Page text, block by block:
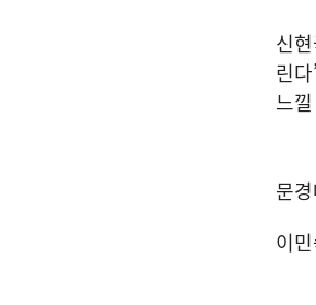
신
린다
느
문
이